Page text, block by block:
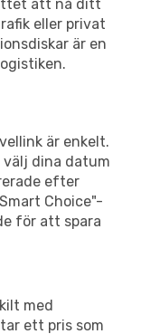
att nå ditt
eller privat
är en
är enkelt.
välj dina datum
efter
Choice"-
för att spara
med
ett pris som